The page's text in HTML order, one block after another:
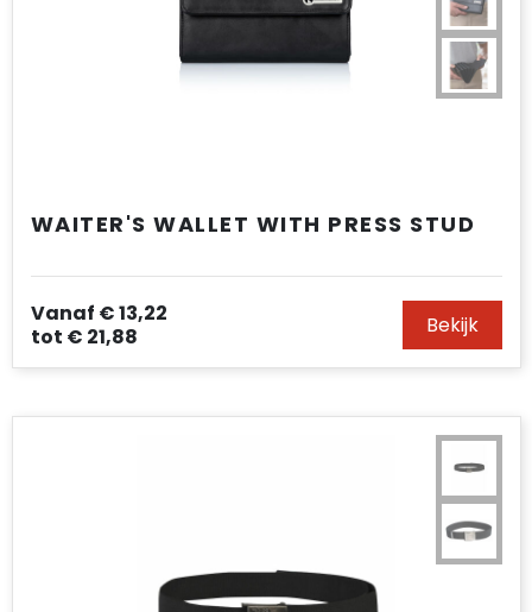
WAITER'S WALLET WITH PRESS STUD
Vanaf € 13,22
tot € 21,88 Bekijk